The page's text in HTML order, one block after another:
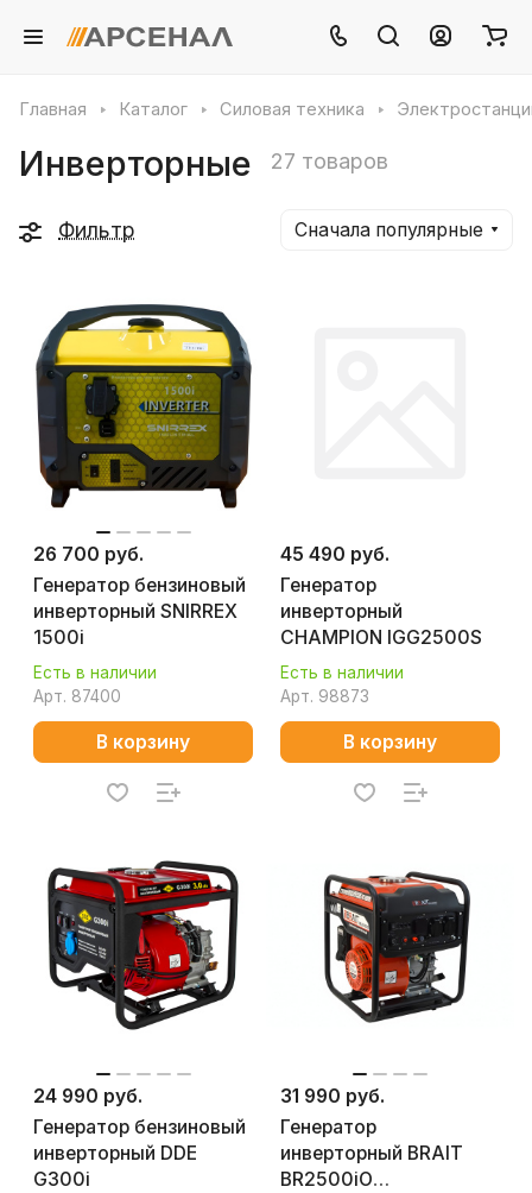
Главная Каталог Силовая техника
Инверторные 27 товаров
Фильтр Сначала популярные
26 700 руб.
Генератор бензиновый
инверторный SNIRREX
1500i
Есть в наличии
Арт. 87400
В корзину
45 490 руб.
Генератор
инверторный
CHAMPION IGG2500S
Есть в наличии
Арт. 98873
В корзину
24 990 руб.
Генератор бензиновый
инверторный DDE
G300i
31 990 руб.
Генератор
инверторный BRAIT
BR2500iO